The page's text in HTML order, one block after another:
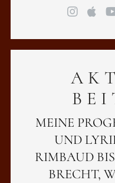
MEINE
UND
RIMBAUD
BRECHT,